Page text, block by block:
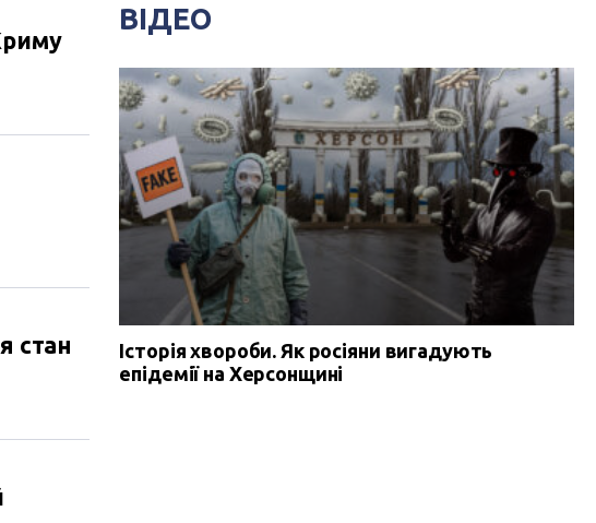
стан
ВІДЕО
Історія хвороби. Як росіяни вигадують
епідемії на Херсонщині